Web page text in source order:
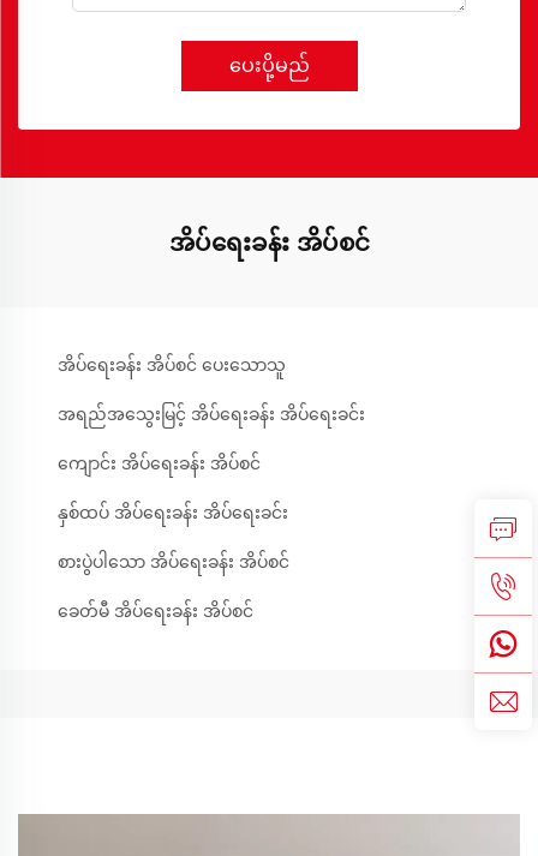
ပေးပို့မည်
အိပ်ရေးခန်း အိပ်စင်
အိပ်ရေးခန်း အိပ်စင် ပေးသောသူ
အရည်အသွေးမြင့် အိပ်ရေးခန်း အိပ်ရေးခင်း
ကျောင်း အိပ်ရေးခန်း အိပ်စင်
နှစ်ထပ် အိပ်ရေးခန်း အိပ်ရေးခင်း
စားပွဲပါသော အိပ်ရေးခန်း အိပ်စင်
ခေတ်မီ အိပ်ရေးခန်း အိပ်စင်